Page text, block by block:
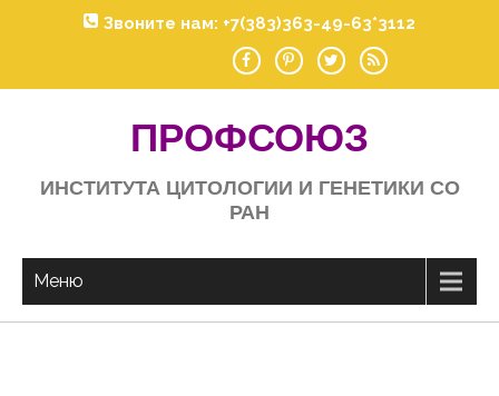
Звоните нам: +7(383)363-49-63*3112
ПРОФСОЮЗ
ИНСТИТУТА ЦИТОЛОГИИ И ГЕНЕТИКИ СО
РАН
Меню